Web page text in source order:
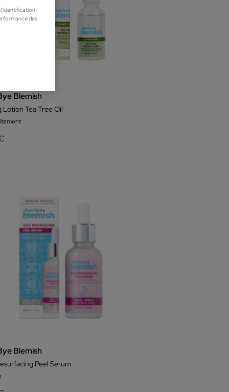
Blemish
Lotion Tea Tree Oil
Blemish
Peel Serum
des